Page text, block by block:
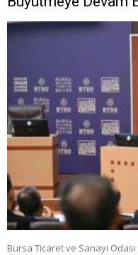
Bursa Ticaret ve Sanayi